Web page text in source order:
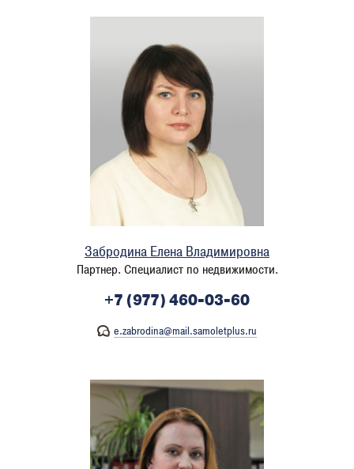
Забродина Елена Владимировна
Партнер. Специалист по недвижимости.
+7 (977) 460-03-60
e.zabrodina@mail.samoletplus.ru